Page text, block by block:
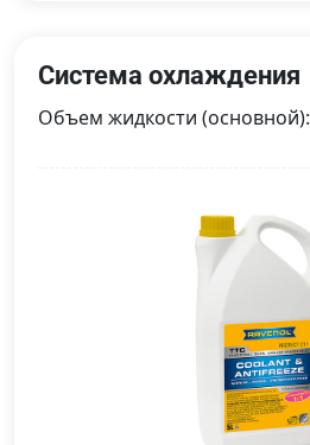
Система охлаждения
Объем жидкости